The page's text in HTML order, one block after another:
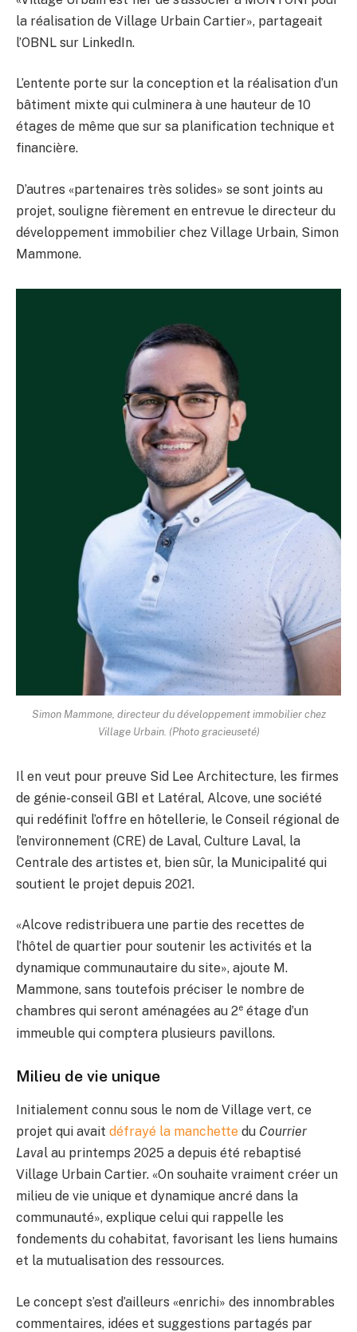
la réalisation de Village Urbain Cartier», partageait
l’OBNL sur LinkedIn.
L’entente porte sur la conception et la réalisation d’un
bâtiment mixte qui culminera à une hauteur de 10
étages de même que sur sa planification technique et
financière.
D’autres «partenaires très solides» se sont joints au
projet, souligne fièrement en entrevue le directeur du
développement immobilier chez Village Urbain, Simon
Mammone.
Simon Mammone, directeur du développement immobilier chez
Village Urbain. (Photo gracieuseté)
Il en veut pour preuve Sid Lee Architecture, les firmes
de génie-conseil GBI et Latéral, Alcove, une société
qui redéfinit l’offre en hôtellerie, le Conseil régional de
l’environnement (CRE) de Laval, Culture Laval, la
Centrale des artistes et, bien sûr, la Municipalité qui
soutient le projet depuis 2021.
«Alcove redistribuera une partie des recettes de
l’hôtel de quartier pour soutenir les activités et la
dynamique communautaire du site», ajoute M.
Mammone, sans toutefois préciser le nombre de
chambres qui seront aménagées au 2e étage d’un
immeuble qui comptera plusieurs pavillons.
Milieu de vie unique
Initialement connu sous le nom de Village vert, ce
projet qui avait défrayé la manchette du Courrier
Laval au printemps 2025 a depuis été rebaptisé
Village Urbain Cartier. «On souhaite vraiment créer un
milieu de vie unique et dynamique ancré dans la
communauté», explique celui qui rappelle les
fondements du cohabitat, favorisant les liens humains
et la mutualisation des ressources.
Le concept s’est d’ailleurs «enrichi» des innombrables
commentaires, idées et suggestions partagés par